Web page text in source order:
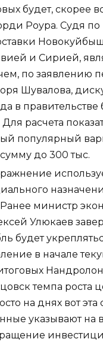
будет, скорее
Роура. Судя по
и Сирией,
по заявлению
Шувалова,
в правительстве
расчета
популярный
до 300 тыс.
министр
Улюкаев
будет
в начале
темпа роста
на днях вот эта
указывают на